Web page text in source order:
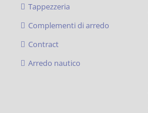
Tappezzeria
Complementi di arredo
Contract
Arredo nautico